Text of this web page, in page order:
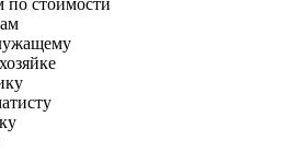
по стоимости